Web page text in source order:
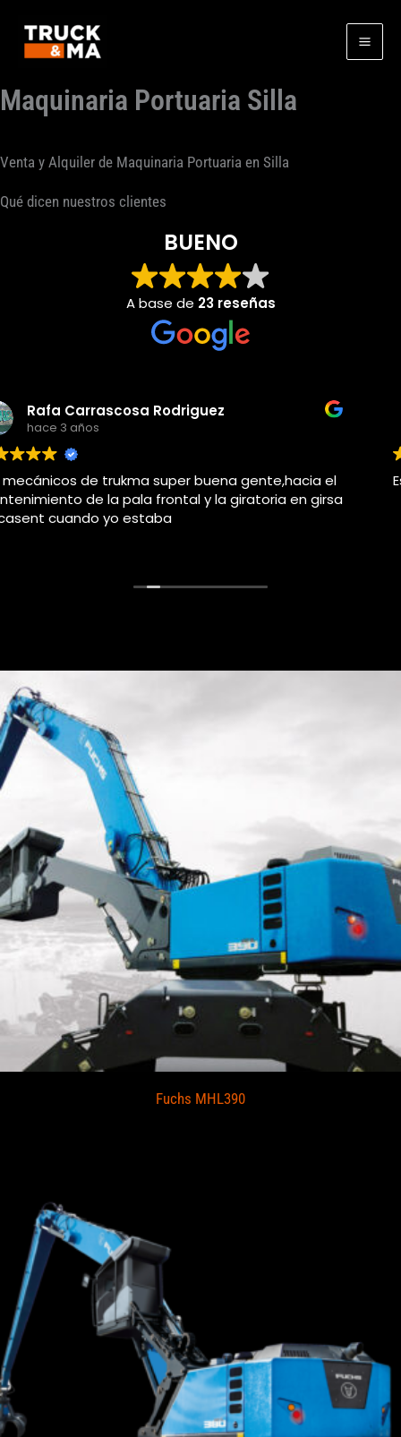
contenido
Maquinaria Portuaria Silla
Venta y Alquiler de Maquinaria Portuaria en Silla
Qué dicen nuestros clientes
BUENO
A base de 23 reseñas
Adolfo j llorems pastor
hace 4 años
Este usuario solo dejó una calificación.
Fuchs MHL390